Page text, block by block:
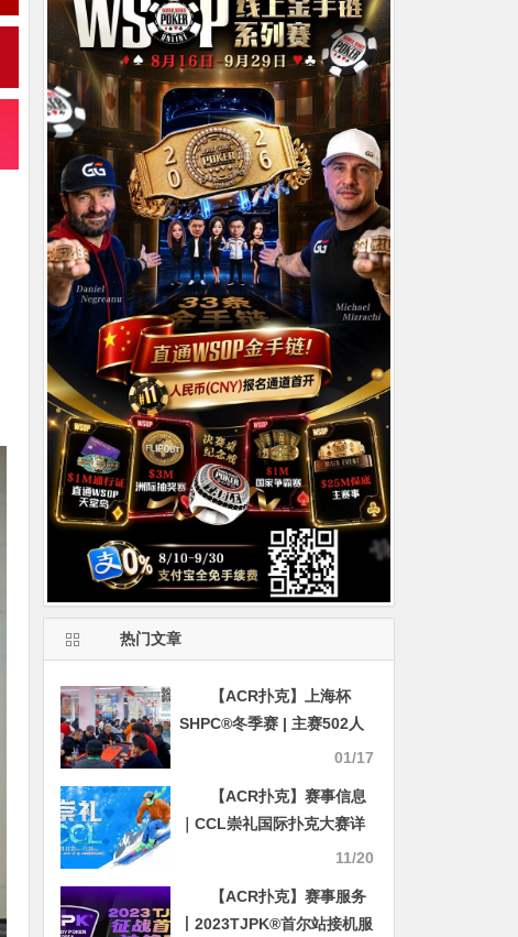
热门文章
【ACR扑克】上海杯
SHPC®冬季赛 | 主赛502人
次参赛110人晋级，季春辉
01/17
【ACR扑克】赛事信息
｜CCL崇礼国际扑克大赛详
11/20
【ACR扑克】赛事服务
丨2023TJPK®首尔站接机服